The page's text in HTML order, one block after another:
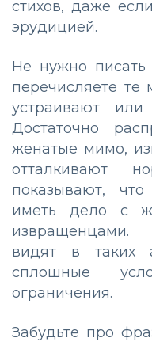
стихов, даже
эрудицией.
Не нужно
перечисляете те
устраивают
Достаточно
женатые мимо,
отталкивают
показывают,
иметь дело с
видят в таких
сплошные
ограничения.
Забудьте про